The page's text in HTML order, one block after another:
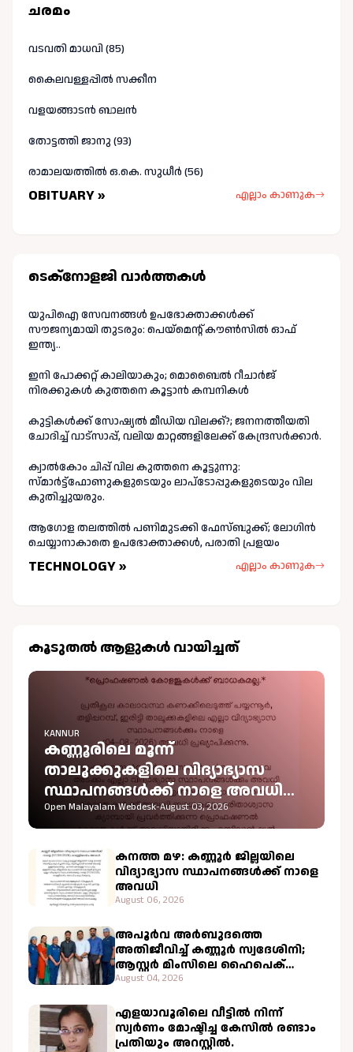
ചരമം
വടവതി മാധവി (85)
കൈലവള്ളപ്പിൽ സക്കീന
വളയങ്ങാടൻ ബാലൻ
തോട്ടത്തി ജാനു (93)
രാമാലയത്തിൽ ഒ.കെ. സുധീർ (56)
OBITUARY » എല്ലാം കാണുക
ടെക്നോളജി വാർത്തകള്‍
യുപിഐ സേവനങ്ങൾ ഉപഭോക്താക്കൾക്ക്
സൗജന്യമായി തുടരും: പെയ്മെന്റ് കൗൺസിൽ ഓഫ്
ഇന്ത്യ..
ഇനി പോക്കറ്റ് കാലിയാകും; മൊബൈൽ റീചാർജ്
നിരക്കുകൾ കുത്തനെ കൂട്ടാൻ കമ്പനികൾ
കുട്ടികൾക്ക് സോഷ്യൽ മീഡിയ വിലക്ക്?; ജനനത്തീയതി
ചോദിച്ച് വാട്‌സാപ്പ്, വലിയ മാറ്റങ്ങളിലേക്ക് കേന്ദ്രസർക്കാർ.
ക്വാൽകോം ചിപ്പ് വില കുത്തനെ കൂട്ടുന്നു:
സ്മാർട്ട്ഫോണുകളുടെയും ലാപ്ടോപ്പുകളുടെയും വില
കുതിച്ചുയരും.
ആഗോള തലത്തിൽ പണിമുടക്കി ഫേസ്ബുക്ക്; ലോഗിന്‍
ചെയ്യാനാകാതെ ഉപഭോക്താക്കള്‍, പരാതി പ്രളയം
TECHNOLOGY » എല്ലാം കാണുക
കൂടുതല്‍ ആളുകള്‍ വായിച്ചത്
KANNUR
കണ്ണൂരിലെ മൂന്ന്
താലൂക്കുകളിലെ വിദ്യാഭ്യാസ
സ്ഥാപനങ്ങൾക്ക് നാളെ അവധി
പ്രഖ്യാപിച്ചു
Open Malayalam Webdesk-August 03, 2026
കനത്ത മഴ: കണ്ണൂർ ജില്ലയിലെ
വിദ്യാഭ്യാസ സ്ഥാപനങ്ങൾക്ക് നാളെ
അവധി
August 06, 2026
അപൂർവ അർബുദത്തെ
അതിജീവിച്ച് കണ്ണൂർ സ്വദേശിനി;
ആസ്റ്റർ മിംസിലെ ഹൈപെക്
ചികിത്സ വിജയകരം
August 04, 2026
എളയാവൂരിലെ വീട്ടിൽ നിന്ന്
സ്വർണം മോഷ്ടിച്ച കേസിൽ രണ്ടാം
പ്രതിയും അറസ്റ്റിൽ.